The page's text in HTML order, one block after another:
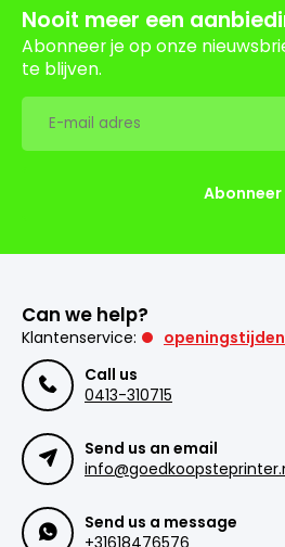
Nooit meer een
Abonneer je op onze
te blijven.
Abonneer
Can we help?
Klantenservice:
openingstijden
Call us
0413-310715
Send us an email
Send us a message
+31618476576